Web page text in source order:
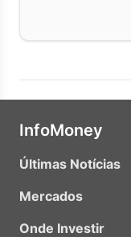
InfoMoney
Últimas Notícias
Mercados
Onde Investir